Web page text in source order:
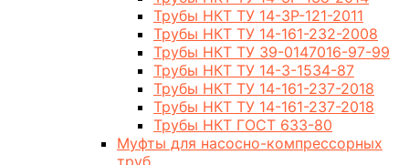
Трубы НКТ ТУ 14-3Р-121-2011
Трубы НКТ ТУ 14-161-232-2008
Трубы НКТ ТУ 39-0147016-97-99
Трубы НКТ ТУ 14-3-1534-87
Трубы НКТ ТУ 14-161-237-2018
Трубы НКТ ТУ 14-161-237-2018
Трубы НКТ ГОСТ 633-80
Муфты для насосно-компрессорных
труб